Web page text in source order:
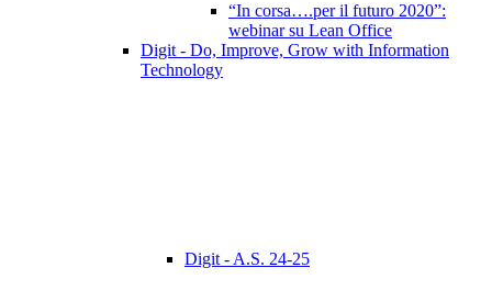
“In corsa….per il futuro 2020”:
webinar su Lean Office
Digit - Do, Improve, Grow with Information
Technology
Digit - A.S. 24-25